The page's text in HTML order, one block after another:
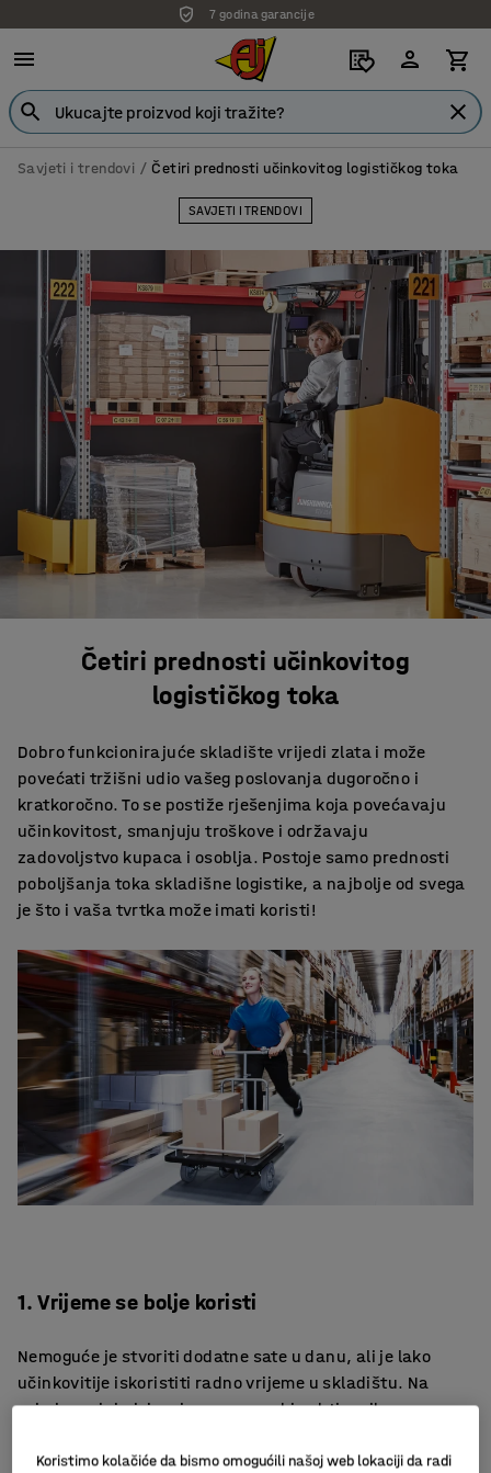
7 godina garancije
Savjeti i trendovi Četiri prednosti učinkovitog logističkog toka
SAVJETI I TRENDOVI
Četiri prednosti učinkovitog
logističkog toka
Dobro funkcionirajuće skladište vrijedi zlata i može
povećati tržišni udio vašeg poslovanja dugoročno i
kratkoročno. To se postiže rješenjima koja povećavaju
učinkovitost, smanjuju troškove i održavaju
zadovoljstvo kupaca i osoblja. Postoje samo prednosti
poboljšanja toka skladišne ​​logistike, a najbolje od svega
je što i vaša tvrtka može imati koristi!
1. Vrijeme se bolje koristi
Nemoguće je stvoriti dodatne sate u danu, ali je lako
učinkovitije iskoristiti radno vrijeme u skladištu. Na
primjer, minimiziranjem vremenski zahtjevnih
mjesta gdje se artikl prikuplja do mjesta gdje se
Koristimo kolačiće da bismo omogućili našoj web lokaciji da radi